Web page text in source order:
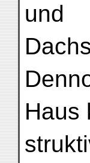
und
Haus